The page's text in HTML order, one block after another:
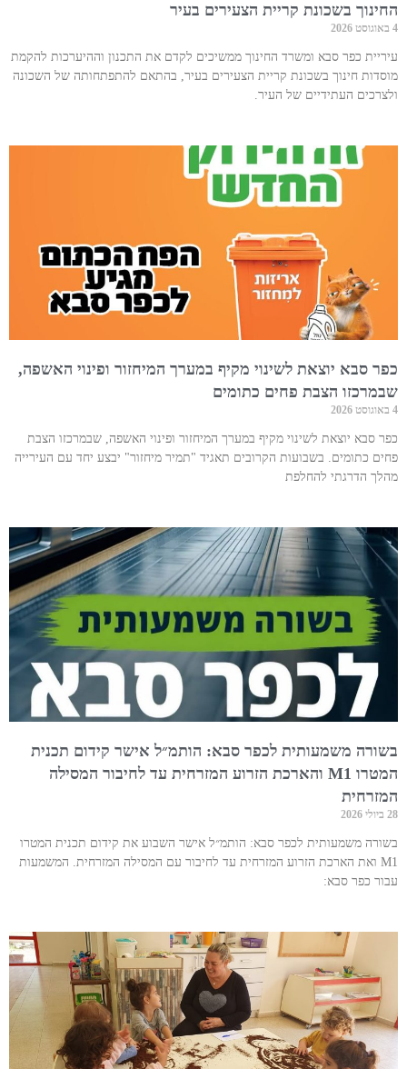
החינוך בשכונת קריית הצעירים בעיר
4 באוגוסט 2026
עיריית כפר סבא ומשרד החינוך ממשיכים לקדם את התכנון וההיערכות להקמת
מוסדות חינוך בשכונת קריית הצעירים בעיר, בהתאם להתפתחותה של השכונה
ולצרכים העתידיים של העיר.
כפר סבא יוצאת לשינוי מקיף במערך המיחזור ופינוי האשפה,
שבמרכזו הצבת פחים כתומים
4 באוגוסט 2026
כפר סבא יוצאת לשינוי מקיף במערך המיחזור ופינוי האשפה, שבמרכזו הצבת
פחים כתומים. בשבועות הקרובים תאגיד "תמיר מיחזור" יבצע יחד עם העירייה
מהלך הדרגתי להחלפת
בשורה משמעותית לכפר סבא: הותמ״ל אישר קידום תכנית
המטרו M1 והארכת הזרוע המזרחית עד לחיבור המסילה
המזרחית
28 ביולי 2026
בשורה משמעותית לכפר סבא: הותמ״ל אישר השבוע את קידום תכנית המטרו
M1 ואת הארכת הזרוע המזרחית עד לחיבור עם המסילה המזרחית. המשמעות
עבור כפר סבא: